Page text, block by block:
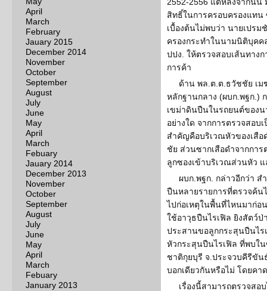
April
March
February
Jauary 2015
December 2014
November
October
September
August
July
June
May
April
March
Febuary
Jauary 2014
December 2013
November
October
September
August
July
June
May
April
March
Febuary
January 2013
สิทธิ์ในการครอบครองแทน
เบื้องต้นไม่พบว่า นายเปรม
ครองกระทำในนามนิติบุคค
ปปง. ให้ตรวจสอบเส้นทางก
การค้า
ด้าน พล.ต.ต.ธวัชชัย เม
หลักฐานกลาง (ผบก.พฐก.)
เขม่าดินปืนในรถยนต์ของ
อย่างใด จากการตรวจสอบ
สำคัญคือบริเวณหัวของเสือ
ชัย ส่วนซากเสือดำจากกา
ลูกซองเข้าบริเวณส่วนหัว
ผบก.พฐก. กล่าวอีกว่า
ปืนหลายรายการที่ตรวจค้น
ไปก่อเหตุในพื้นที่ไหนมาก่อ
ใช้อาวุธปืนไรเฟิล ยิงสัตว์
ประสานขอลูกกระสุนปืนไร
หัวกระสุนปืนไรเฟิล ที่พบใ
ชาติกุยบุรี จ.ประจวบคีรีขัน
บอกเดียวกันหรือไม่ โดยค
เรื่องนี้สามารถตรวจสอ